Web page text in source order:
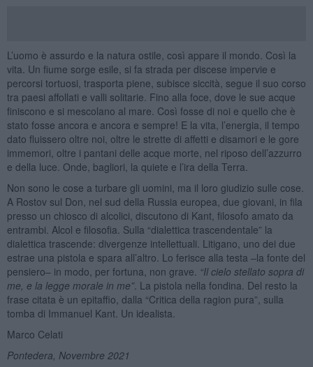
L’uomo è assurdo e la natura ostile, così appare il mondo. Così la
vita. Un fiume sorge esile, si fa strada per discese impervie e
percorsi tortuosi, trasporta piene, subisce siccità, segue il suo corso
tra paesi affollati e valli solitarie. Fino alla foce, dove le sue acque
finiscono e si mescolano al mare. Così fosse di noi e quello che è
stato fosse ancora e ancora e sempre! E la vita, l’energia, il tempo
dato fluissero oltre noi, oltre le strette di affetti e disamori e le gore
immemori, oltre i pantani delle acque morte, nel riposo dell’azzurro
e della luce. Onde, bagliori, la quiete e l’ira della Terra.
Non sono le cose a turbare gli uomini, ma il loro giudizio sulle cose.
A Rostov sul Don, nel sud della Russia europea, due giovani, in fila
presso un chiosco di alcolici, discutono di Kant, filosofo amato da
entrambi. Alcol e filosofia. Sulla “dialettica trascendentale” la
dialettica trascende: divergenze intellettuali. Litigano, uno dei due
estrae una pistola e spara all’altro. Lo ferisce alla testa –la fonte del
pensiero– in modo, per fortuna, non grave. “Il cielo stellato sopra di
me, e la legge morale in me”. La pistola nella fondina. Del resto la
frase citata è un epitaffio, dalla “Critica della ragion pura”, sulla
tomba di Immanuel Kant. Un idealista.
Marco Celati
Pontedera, Novembre 2021